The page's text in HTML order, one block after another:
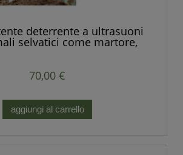
deterrente a ultrasuoni
selvatici come martore,
70,00 €
aggiungi al carrello